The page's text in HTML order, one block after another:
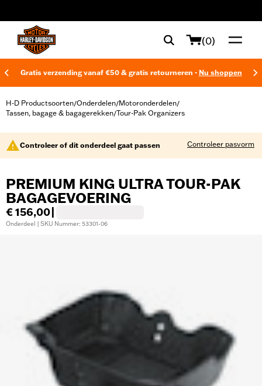
(0)
Gratis verzending vanaf €50 & gratis retourneren - Nu shoppen
H-D Productsoorten/Onderdelen/Motoronderdelen/
Tassen, bagage & bagagerekken/Tour-Pak Organizers
Controleer of dit onderdeel gaat passen Controleer pasvorm
PREMIUM KING ULTRA TOUR-PAK
BAGAGEVOERING
€ 156,00
Onderdeel | SKU Nummer: 53301-06